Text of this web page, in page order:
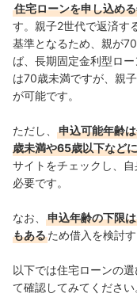
住宅ローンを申し込め
す。親子2世代で返済す
基準となるため、親が
ば、長期固定金利型ロ
は70歳未満ですが、親
が可能です。
ただし、
申込可能年齢
歳未満や65歳以下など
サイトをチェックし、
必要です。
なお、
申込年齢の下限
もあるため借入を検討
以下では住宅ローンの
て確認してみてください